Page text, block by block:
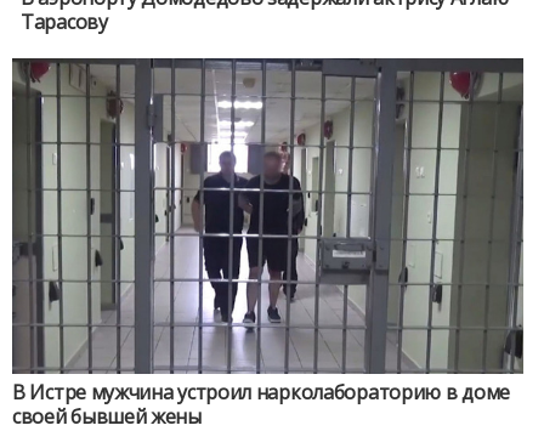
Тарасову
В Истре мужчина устроил нарколабораторию в доме
своей бывшей жены